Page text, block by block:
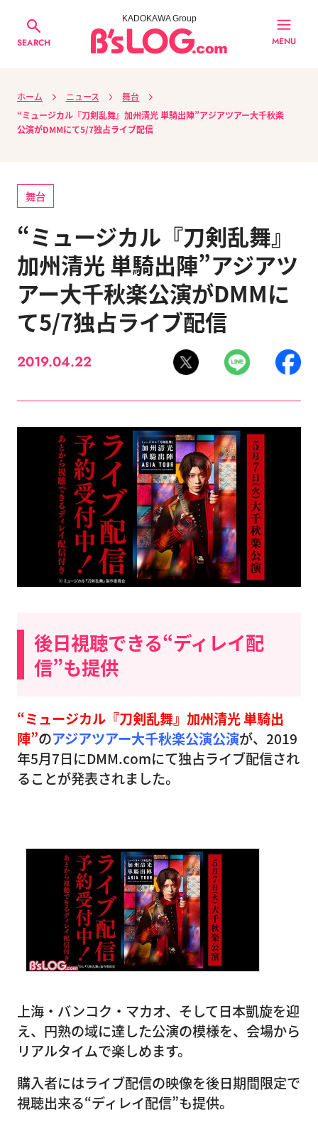
SEARCH
KADOKAWA Group
MENU
ホーム ニュース
舞台
“ミュージカル『刀剣乱舞』加州清光 単騎出陣”アジアツアー大千秋楽
公演がDMMにて5/7独占ライブ配信
舞台
“ミュージカル『刀剣乱舞』
加州清光 単騎出陣”アジアツ
アー大千秋楽公演がDMMに
て5/7独占ライブ配信
2019.04.22
後日視聴できる“ディレイ配
信”も提供
“ミュージカル『刀剣乱舞』加州清光 単騎出
陣”のアジアツアー大千秋楽公演公演が、2019
年5月7日にDMM.comにて独占ライブ配信され
ることが発表されました。
上海・バンコク・マカオ、そして日本凱旋を迎
え、円熟の域に達した公演の模様を、会場から
リアルタイムで楽しめます。
購入者にはライブ配信の映像を後日期間限定で
視聴出来る“ディレイ配信”も提供。